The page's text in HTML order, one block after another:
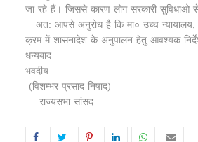
जा रहे हैं। जिससे कारण लोग सरकारी सुविधाओ
अत: आपसे अनुरोध है कि मा० उच्च
क्रम में शासनादेश के अनुपालन हेतु आवश्यक
धन्यबाद
भवदीय
(विशम्भर प्रसाद निषाद)
राज्यसभा सांसद